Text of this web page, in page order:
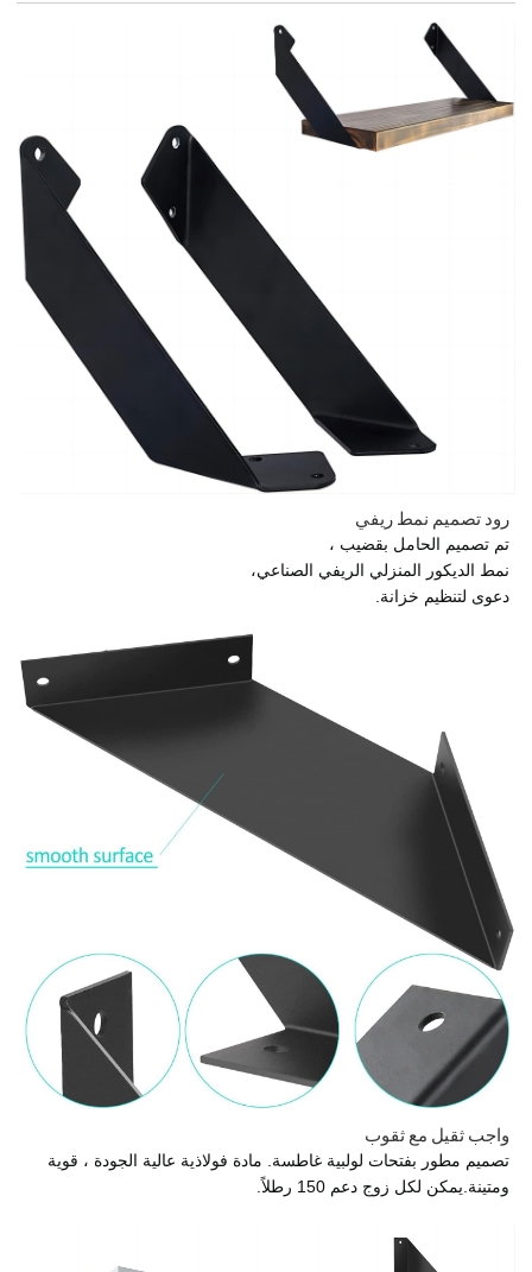
رودتصميم نمط ريفي
تم تصميم الحامل بقضيب ،
نمط الديكور المنزلي الريفي الصناعي،
دعوى لتنظيم خزانة.
واجب ثقيل مع ثقوب
تصميم مطور بفتحات لولبية غاطسة. مادة فولاذية عالية الجودة ، قوية
ومتينة.يمكن لكل زوج دعم 150 رطلاً.